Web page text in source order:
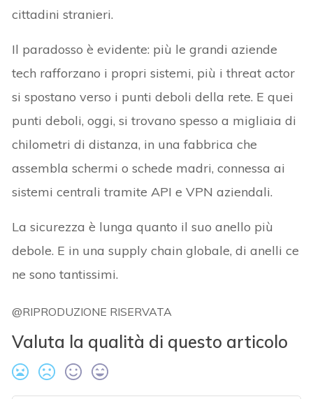
cittadini stranieri.
Il paradosso è evidente: più le grandi aziende
tech rafforzano i propri sistemi, più i threat actor
si spostano verso i punti deboli della rete. E quei
punti deboli, oggi, si trovano spesso a migliaia di
chilometri di distanza, in una fabbrica che
assembla schermi o schede madri, connessa ai
sistemi centrali tramite API e VPN aziendali.
La sicurezza è lunga quanto il suo anello più
debole. E in una supply chain globale, di anelli ce
ne sono tantissimi.
@RIPRODUZIONE RISERVATA
Valuta la qualità di questo articolo